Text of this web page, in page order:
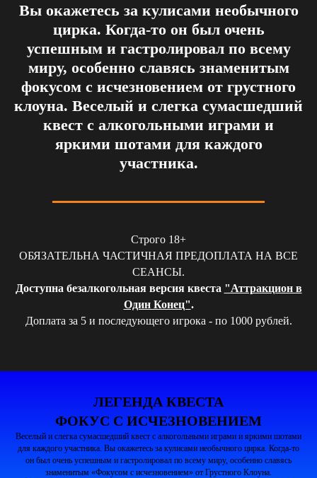
Вы окажетесь за кулисами необычного
цирка. Когда-то он был очень
успешным и гастролировал по всему
миру, особенно славясь знаменитым
фокусом с исчезновением от грустного
клоуна. Веселый и слегка сумасшедший
квест с алкогольными играми и
яркими шотами для каждого
участника.
Строго 18+
ОБЯЗАТЕЛЬНА ЧАСТИЧНАЯ ПРЕДОПЛАТА НА ВСЕ
СЕАНСЫ.
Доступна безалкогольная версия квеста "Аттракцион в
Один Конец".
Доплата за 5 и последующего игрока - по 1000 рублей.
ЛЕГЕНДА КВЕСТА
ФОКУС С ИСЧЕЗНОВЕНИЕМ
Веселый и слегка сумасшедший квест с алкогольными играми и яркими шотами
для каждого участника. Вы окажетесь за кулисами необычного цирка. Когда-то
он был очень успешным и гастролировал по всему миру, особенно славясь
знаменитым «Фокусом с исчезновением» от Грустного Клоуна.